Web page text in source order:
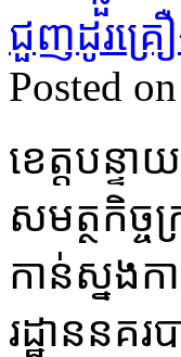
Posted
ខេត្ត​បន្ទ
សមត្ថកិច្
កាន់​ស្នងក
រដ្ឋាន​នគ